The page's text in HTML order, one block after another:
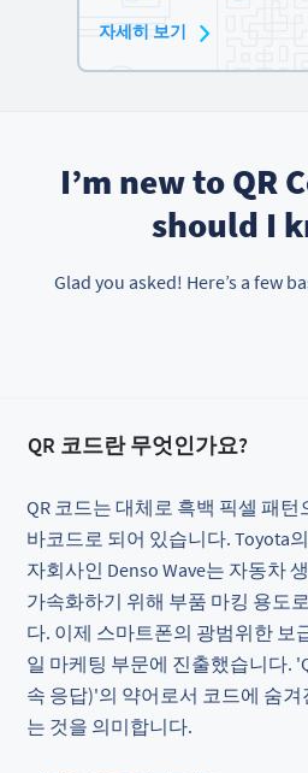
자세히 보기
I’m new to QR
should I
Glad you asked! Here’s a few
QR 코드란 무엇인가요?
QR 코드는 대체로 흑백 픽셀 패
바코드로 되어 있습니다. Toyota
자회사인 Denso Wave는 자동차
가속화하기 위해 부품 마킹 용도
다. 이제 스마트폰의 광범위한 보
일 마케팅 부문에 진출했습니다.
속 응답)'의 약어로서 코드에 숨
는 것을 의미합니다.